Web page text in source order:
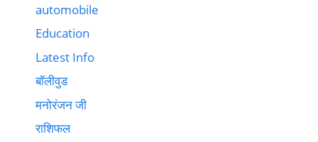
automobile
Education
Latest Info
बॉलीवुड
मनोरंजन जी
राशिफल